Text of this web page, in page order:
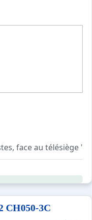
face au télésiège
au 1er étage
à la montagne : pied
CH050-3C